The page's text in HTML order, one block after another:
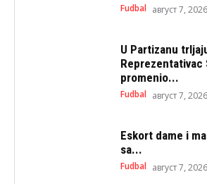
Fudbal август 7, 2026
U Partizanu
Reprezentativac
promenio...
Fudbal август 7, 2026
Eskort dame i
sa...
Fudbal август 7, 2026